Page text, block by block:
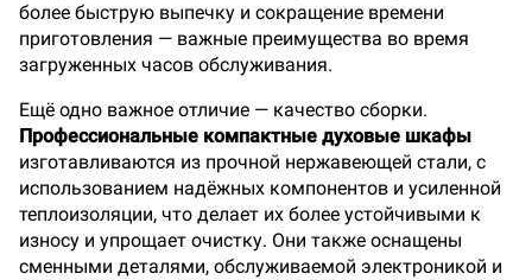
более быструю выпечку и сокращение времени
приготовления — важные преимущества во время
загруженных часов обслуживания.
Ещё одно важное отличие — качество сборки.
Профессиональные компактные духовые шкафы
изготавливаются из прочной нержавеющей стали, с
использованием надёжных компонентов и усиленной
теплоизоляции, что делает их более устойчивыми к
износу и упрощает очистку. Они также оснащены
сменными деталями, обслуживаемой электроникой и